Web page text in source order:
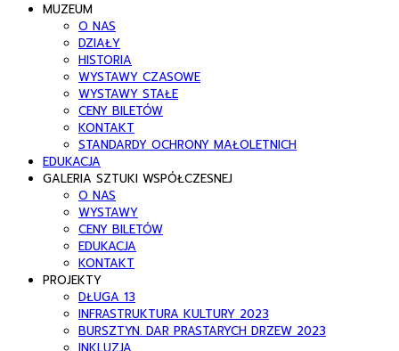
MUZEUM
O NAS
DZIAŁY
HISTORIA
WYSTAWY CZASOWE
WYSTAWY STAŁE
CENY BILETÓW
KONTAKT
STANDARDY OCHRONY MAŁOLETNICH
EDUKACJA
GALERIA SZTUKI WSPÓŁCZESNEJ
O NAS
WYSTAWY
CENY BILETÓW
EDUKACJA
KONTAKT
PROJEKTY
DŁUGA 13
INFRASTRUKTURA KULTURY 2023
BURSZTYN. DAR PRASTARYCH DRZEW 2023